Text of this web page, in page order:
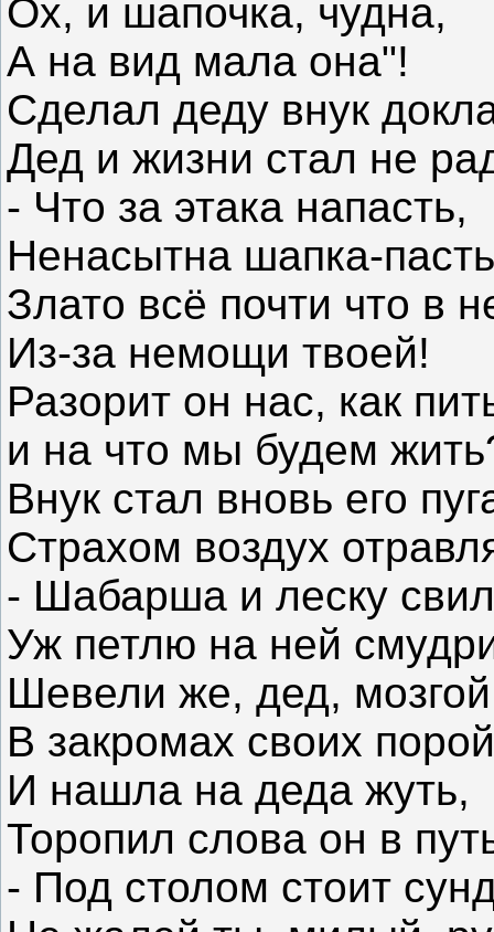
Ох, и шапочка, чудна,
А на вид мала она"!
Сделал деду внук
Дед и жизни стал не
- Что за этака напасть,
Ненасытна шапка-
Злато всё почти что в
Из-за немощи твоей!
Разорит он нас, как
и на что мы будем
Внук стал вновь его
Страхом воздух
- Шабарша и леску
Уж петлю на ней
Шевели же, дед,
В закромах своих
И нашла на деда жуть,
Торопил слова он в
- Под столом стоит